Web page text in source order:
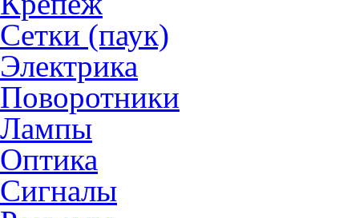
Сетки (паук)
Электрика
Поворотники
Лампы
Оптика
Сигналы